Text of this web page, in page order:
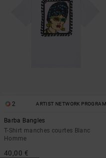
2 ARTIST NETWORK PROGRAM
Barba Bangles
T-Shirt manches courtes Blanc
Homme
40,00 €